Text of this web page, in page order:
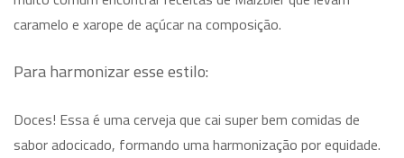
caramelo e xarope de açúcar na composição.
Para harmonizar esse estilo:
Doces! Essa é uma cerveja que cai super bem comidas de
sabor adocicado, formando uma harmonização por equidade.